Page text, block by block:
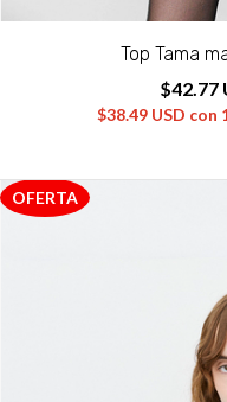
Top Tama
$42.77
$38.49 USD con